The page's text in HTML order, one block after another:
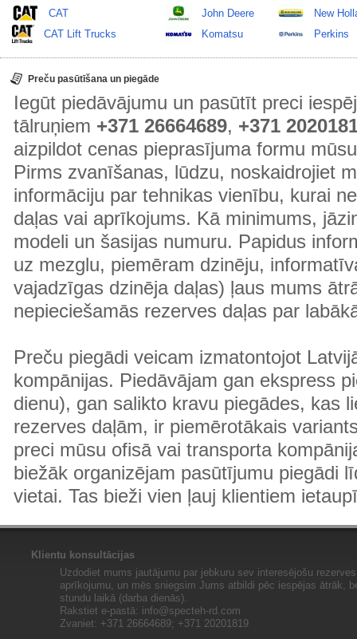
CAT
CAT Lift Trucks
John Deere
Komatsu
New
Perkins
Preču pasūtīšana un piegāde
Iegūt piedāvājumu un pasūtīt preci
tālruņiem +371 26664689, +371
aizpildot cenas pieprasījuma formu
Pirms zvanīšanas, lūdzu, noskaidrojiet
informāciju par tehnikas vienību, kurai
daļas vai aprīkojums. Kā minimums,
modeli un šasijas numuru. Papidus
uz mezglu, piemēram dzinēju,
vajadzīgas dzinēja daļas) ļaus mums
nepieciešamās rezerves daļas par
Preču piegādi veicam izmatontojot
kompānijas. Piedāvājam gan ekspress
dienu), gan salikto kravu piegādes, kas
rezerves daļām, ir piemērotākais
preci mūsu ofisā vai transporta
biežāk organizējam pasūtījumu piegādi
vietai. Tas bieži vien ļauj klientiem
Klientu konsultācijas
Uzdodiet mums jautājumu par jebkuru sev interesējošu
aprīkojumu, un mēs sniegsim Jums atbildi pēc iespējas ātrāk,
stundu laikā (darba dienās).
Rakstiet e-pastā: info@specteh-rd.com
Zvaniet: +371 26664689; +371 20201819